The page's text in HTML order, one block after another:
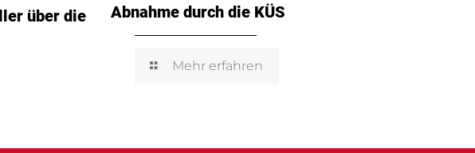
über die
Abnahme durch die KÜS
Mehr erfahren